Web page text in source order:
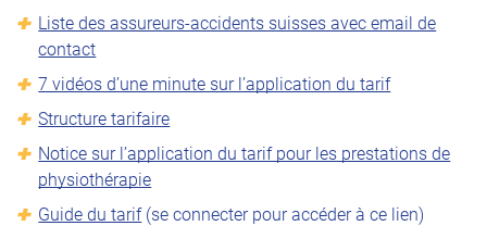
Liste des assureurs-accidents suisses avec email de
contact
7 vidéos d’une minute sur l’application du tarif
Structure tarifaire
Notice sur l’application du tarif pour les prestations de
physiothérapie
Guide du tarif(se connecter pour accéder à ce lien)